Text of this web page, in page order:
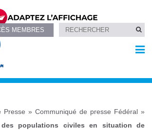
MEMBRES
Presse » Communiqué de presse Fédéral »
populations civiles en situation de